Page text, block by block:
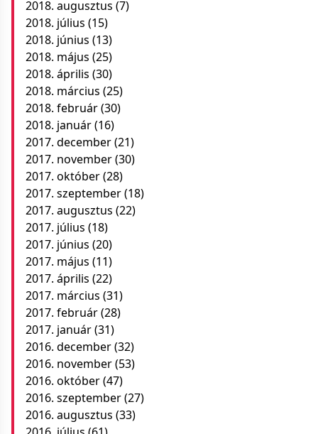
2018. augusztus (7)
2018. július (15)
2018. június (13)
2018. május (25)
2018. április (30)
2018. március (25)
2018. február(30)
2018. január(16)
2017. december(21)
2017. november(30)
2017. október(28)
2017. szeptember(18)
2017. augusztus (22)
2017. július (18)
2017. június (20)
2017. május (11)
2017. április (22)
2017. március (31)
2017. február(28)
2017. január(31)
2016. december(32)
2016. november(53)
2016. október(47)
2016. szeptember(27)
2016. augusztus (33)